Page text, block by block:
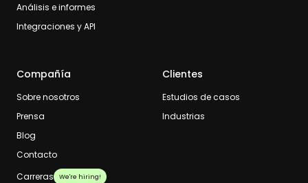
Análisis e informes
Integraciones y API
Compañía
Sobre nosotros
Prensa
Blog
Contacto
Carreras
We're hiring!
Clientes
Estudios de casos
Industrias